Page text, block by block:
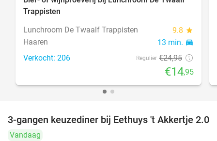
40%
Trappisten
Lunchroom De Twaalf Trappisten
9.8 star
Haaren 13 min. directions_car
Verkocht: 206 Regulier €24,95
€14,95
44%
3-gangen keuzediner bij Eethuys 't Akkertje 2.0
Vandaag